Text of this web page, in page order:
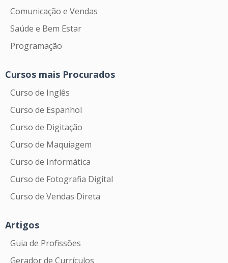
Comunicação e Vendas
Saúde e Bem Estar
Programação
Cursos mais Procurados
Curso de Inglês
Curso de Espanhol
Curso de Digitação
Curso de Maquiagem
Curso de Informática
Curso de Fotografia Digital
Curso de Vendas Direta
Artigos
Guia de Profissões
Gerador de Currículos